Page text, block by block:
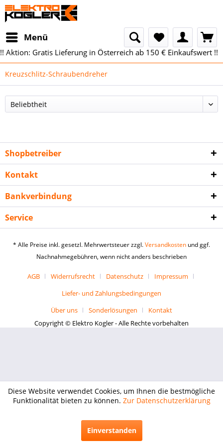
Menü
!! Aktion: Gratis Lieferung in Österreich ab 150 € Einkaufswert !!
Kreuzschlitz-Schraubendreher
Shopbetreiber
Kontakt
Bankverbindung
Service
* Alle Preise inkl. gesetzl. Mehrwertsteuer zzgl.Versandkosten und ggf.
Nachnahmegebühren, wenn nicht anders beschrieben
AGB Widerrufsrecht Datenschutz
Impressum
Liefer- und Zahlungsbedingungen
Über uns
Sonderlösungen
Kontakt
Copyright © Elektro Kogler - Alle Rechte vorbehalten
Diese Website verwendet Cookies, um Ihnen die bestmögliche
Funktionalität bieten zu können. Zur Datenschutzerklärung
Einverstanden